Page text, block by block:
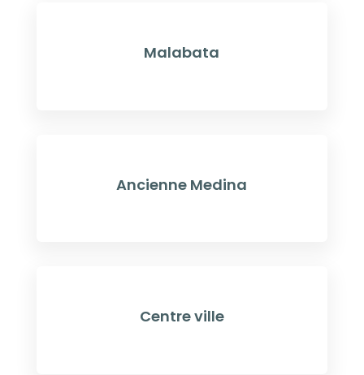
Malabata
Ancienne Medina
Centre ville